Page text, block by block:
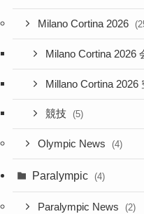
Milano Cortina 2026
Milano Cortina 2026
Millano Cortina 2026
競技 (5)
Olympic News (4)
Paralympic (4)
Paralympic News (2)